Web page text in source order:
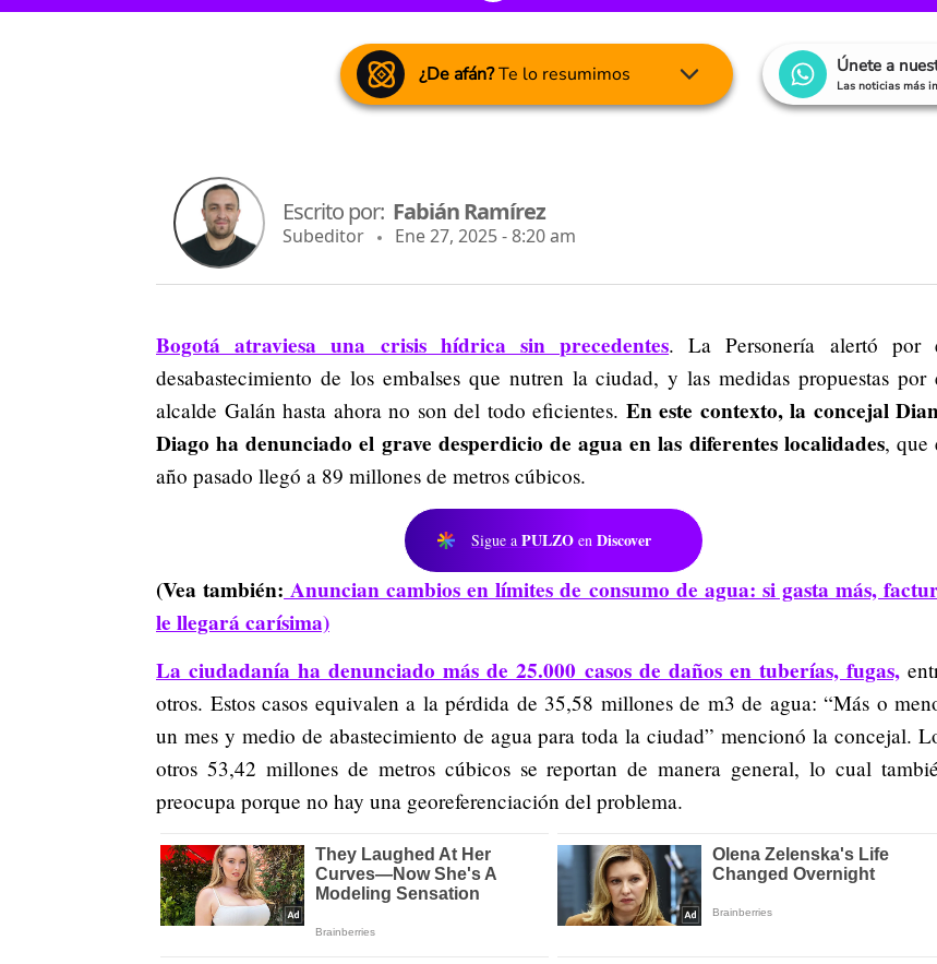
¿De afán?Te lo resumimos Únete a
Las noticias más
Escrito por: Fabián Ramírez
Subeditor Ene 27, 2025 - 8:20 am
Bogotá atraviesa una crisis hídrica sin precedentes. La Personería alertó por
desabastecimiento de los embalses que nutren la ciudad, y las medidas propuestas por
alcalde Galán hasta ahora no son del todo eficientes. En este contexto, la concejal
Diago ha denunciado el grave desperdicio de agua en las diferentes localidades, que
año pasado llegó a 89 millones de metros cúbicos.
Sigue a PULZO en Discover
(Vea también: Anuncian cambios en límites de consumo de agua: si gasta más,
le llegará carísima)
La ciudadanía ha denunciado más de 25.000 casos de daños en tuberías, fugas,
otros. Estos casos equivalen a la pérdida de 35,58 millones de m3 de agua: “Más o
un mes y medio de abastecimiento de agua para toda la ciudad” mencionó la concejal.
otros 53,42 millones de metros cúbicos se reportan de manera general, lo cual
preocupa porque no hay una georeferenciación del problema.